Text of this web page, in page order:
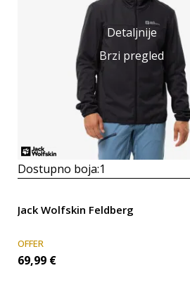
Detaljnije
Brzi pregled
Dostupno boja:1
Jack Wolfskin Feldberg
OFFER
69,99 €